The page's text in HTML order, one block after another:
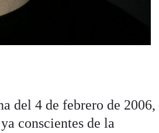
del 4 de febrero de 2006,
conscientes de la